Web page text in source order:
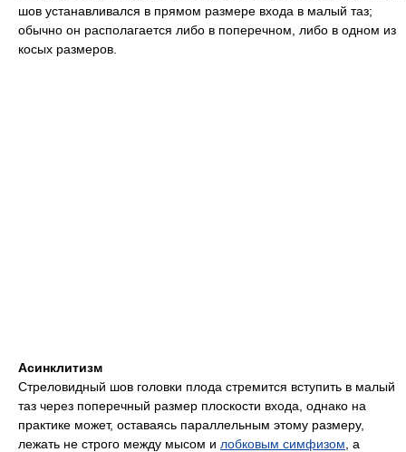
шов устанавливался в прямом размере входа в малый таз;
обычно он располагается либо в поперечном, либо в одном из
косых размеров.
Асинклитизм
Стреловидный шов головки плода стремится вступить в малый
таз через поперечный размер плоскости входа, однако на
практике может, оставаясь параллельным этому размеру,
лежать не строго между мысом и лобковым симфизом , а